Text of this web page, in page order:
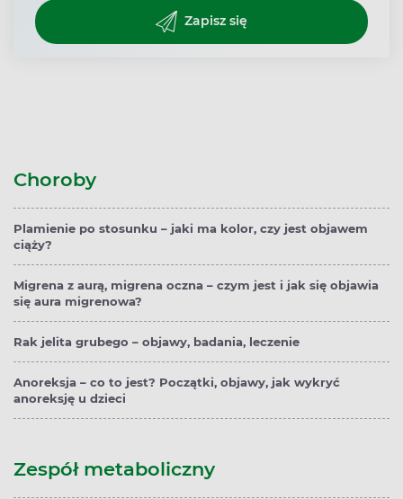
Zapisz się
Choroby
Plamienie po stosunku – jaki ma kolor, czy jest objawem
ciąży?
Migrena z aurą, migrena oczna – czym jest i jak się objawia
się aura migrenowa?
Rak jelita grubego – objawy, badania, leczenie
Anoreksja – co to jest? Początki, objawy, jak wykryć
anoreksję u dzieci
Zespół metaboliczny